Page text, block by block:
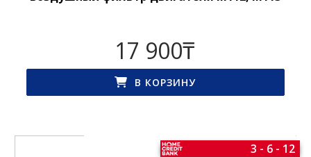
17 900₸
В КОРЗИНУ
3 - 6 - 12